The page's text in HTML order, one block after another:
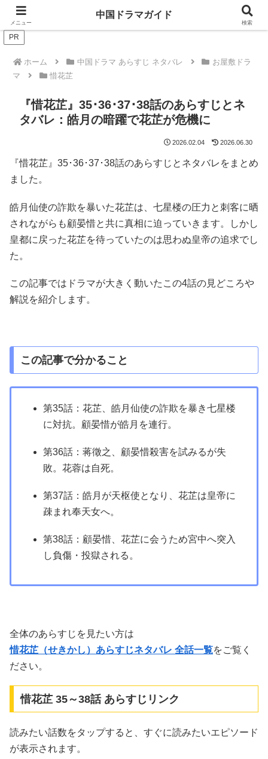
ドラマは歴史を知るともっと面白い！
PR
ホーム 中国ドラマ あらすじ ネタバレ
お屋敷ドラ
マ
惜花芷
『惜花芷』35･36･37･38話のあらすじとネ
タバレ：皓月の暗躍で花芷が危機に
2026.02.04 2026.06.30
『惜花芷』35･36･37･38話のあらすじとネタバレをまとめ
ました。
皓月仙使の詐欺を暴いた花芷は、七星楼の圧力と刺客に晒
されながらも顧晏惜と共に真相に迫っていきます。しかし
皇都に戻った花芷を待っていたのは思わぬ皇帝の追求でし
た。
この記事ではドラマが大きく動いたこの4話の見どころや
解説を紹介します。
この記事で分かること
第35話：花芷、皓月仙使の詐欺を暴き七星楼
に対抗。顧晏惜が皓月を連行。
第36話：蒋徵之、顧晏惜殺害を試みるが失
敗。花蓉は自死。
第37話：皓月が天枢使となり、花芷は皇帝に
疎まれ奉天女へ。
第38話：顧晏惜、花芷に会うため宮中へ突入
し負傷・投獄される。
全体のあらすじを見たい方は
惜花芷（せきかし）あらすじネタバレ 全話一覧をご覧く
ださい。
惜花芷 35～38話 あらすじリンク
読みたい話数をタップすると、すぐに読みたいエピソード
が表示されます。
メニュー
中国ドラマガイド
検索